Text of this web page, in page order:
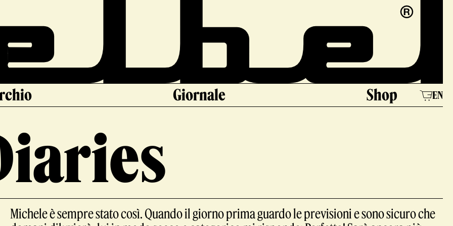
Giornale Shop EN
Michele è sempre stato così. Quando il giorno prima guardo le previsioni e sono sicuro che